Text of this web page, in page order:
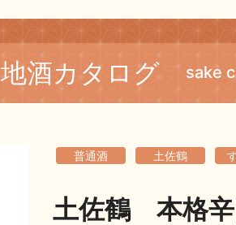
地酒カタログ sake
普通酒 土佐鶴
土佐鶴 本格